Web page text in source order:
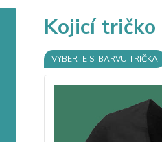
Kojicí
VYBERTE SI BARVU TRIČKA